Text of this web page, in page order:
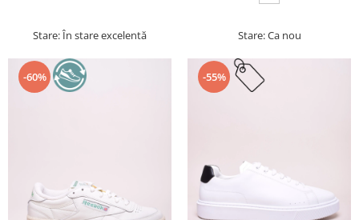
Stare: În stare excelentă Stare: Ca nou
-60% -55%